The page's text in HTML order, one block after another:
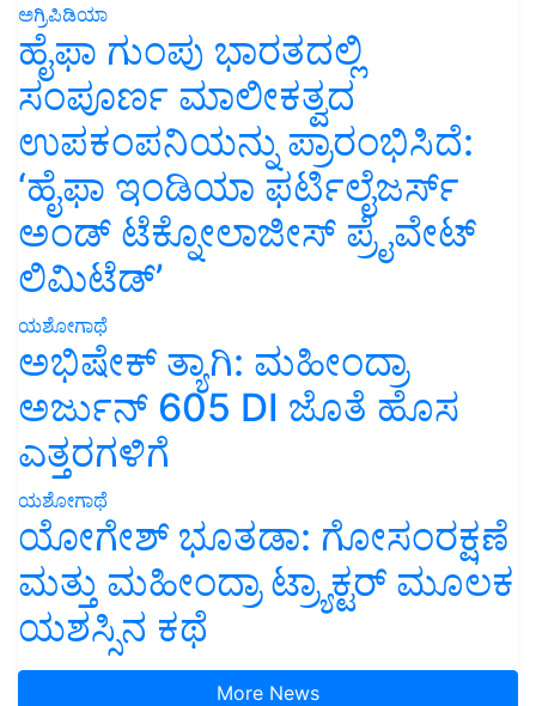
ಅಗ್ರಿಪಿಡಿಯಾ
ಹೈಫಾ ಗುಂಪು ಭಾರತದಲ್ಲಿ
ಸಂಪೂರ್ಣ ಮಾಲೀಕತ್ವದ
ಉಪಕಂಪನಿಯನ್ನು ಪ್ರಾರಂಭಿಸಿದೆ:
‘ಹೈಫಾ ಇಂಡಿಯಾ ಫರ್ಟಿಲೈಜರ್ಸ್
ಅಂಡ್ ಟೆಕ್ನೋಲಾಜೀಸ್ ಪ್ರೈವೇಟ್
ಲಿಮಿಟೆಡ್’
ಯಶೋಗಾಥೆ
ಅಭಿಷೇಕ್ ತ್ಯಾಗಿ: ಮಹೀಂದ್ರಾ
ಅರ್ಜುನ್ 605 DI ಜೊತೆ ಹೊಸ
ಎತ್ತರಗಳಿಗೆ
ಯಶೋಗಾಥೆ
ಯೋಗೇಶ್ ಭೂತಡಾ: ಗೋಸಂರಕ್ಷಣೆ
ಮತ್ತು ಮಹೀಂದ್ರಾ ಟ್ರ್ಯಾಕ್ಟರ್ ಮೂಲಕ
ಯಶಸ್ಸಿನ ಕಥೆ
More News